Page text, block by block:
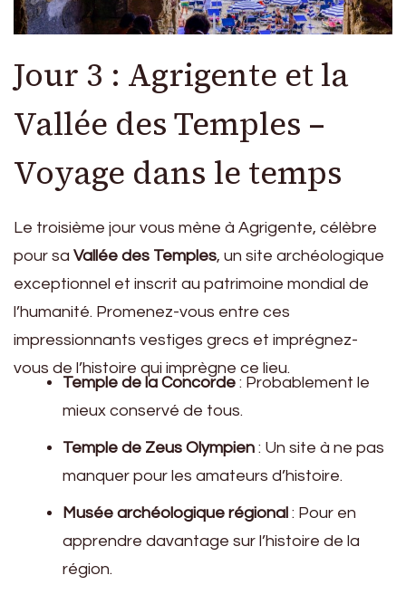
Jour 3 : Agrigente et la
Vallée des Temples –
Voyage dans le temps
Le troisième jour vous mène à Agrigente, célèbre
pour sa Vallée des Temples, un site archéologique
exceptionnel et inscrit au patrimoine mondial de
l’humanité. Promenez-vous entre ces
impressionnants vestiges grecs et imprégnez-
vous de l’histoire qui imprègne ce lieu.
Temple de la Concorde : Probablement le
mieux conservé de tous.
Temple de Zeus Olympien : Un site à ne pas
manquer pour les amateurs d’histoire.
Musée archéologique régional : Pour en
apprendre davantage sur l’histoire de la
région.